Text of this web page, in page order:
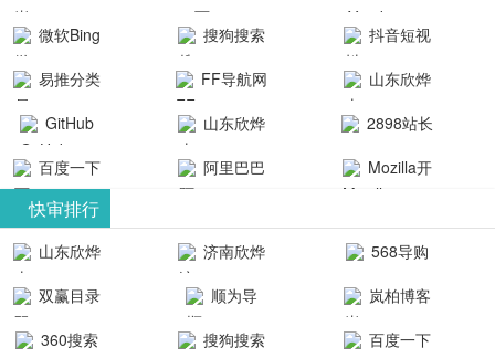
富，更新快
速，支持在
线观看，满
足各类影迷
需求，提供
无广告、高
清流畅的观
影体验。
影网站！
视剧、电视
剧大全、好
看的电视
剧、最新的
电影在线观
看，神马影
最新好看的
剧片、爱情
片、搞笑片
视剧和2025
年最新电影
的在线观
看，快来碟
调电影网在
线观看最新
热门影视作
观看
联网最新最
全最优质的
软件免费下
载、资源免
费共享、技
术教程学习
台！整合破
合破解游
戏、整合安
搜索
微软Bing
搜狗搜索
引擎
抖音短视
频
易推分类
目录网
FF导航网
山东欣烨
化工有限公
GitHub
山东欣烨
生物科技有
2898站长
资源平台
百度一下
阿里巴巴
Mozilla开
快审排行
山东欣烨
生物科技有
济南欣烨
科技有限公
568导购
网
双赢目录
顺为导
航-办公运营
岚柏博客
360搜索
搜狗搜索
百度一下